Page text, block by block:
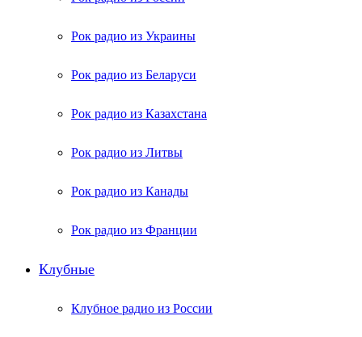
Рок радио из Украины
Рок радио из Беларуси
Рок радио из Казахстана
Рок радио из Литвы
Рок радио из Канады
Рок радио из Франции
Клубные
Клубное радио из России